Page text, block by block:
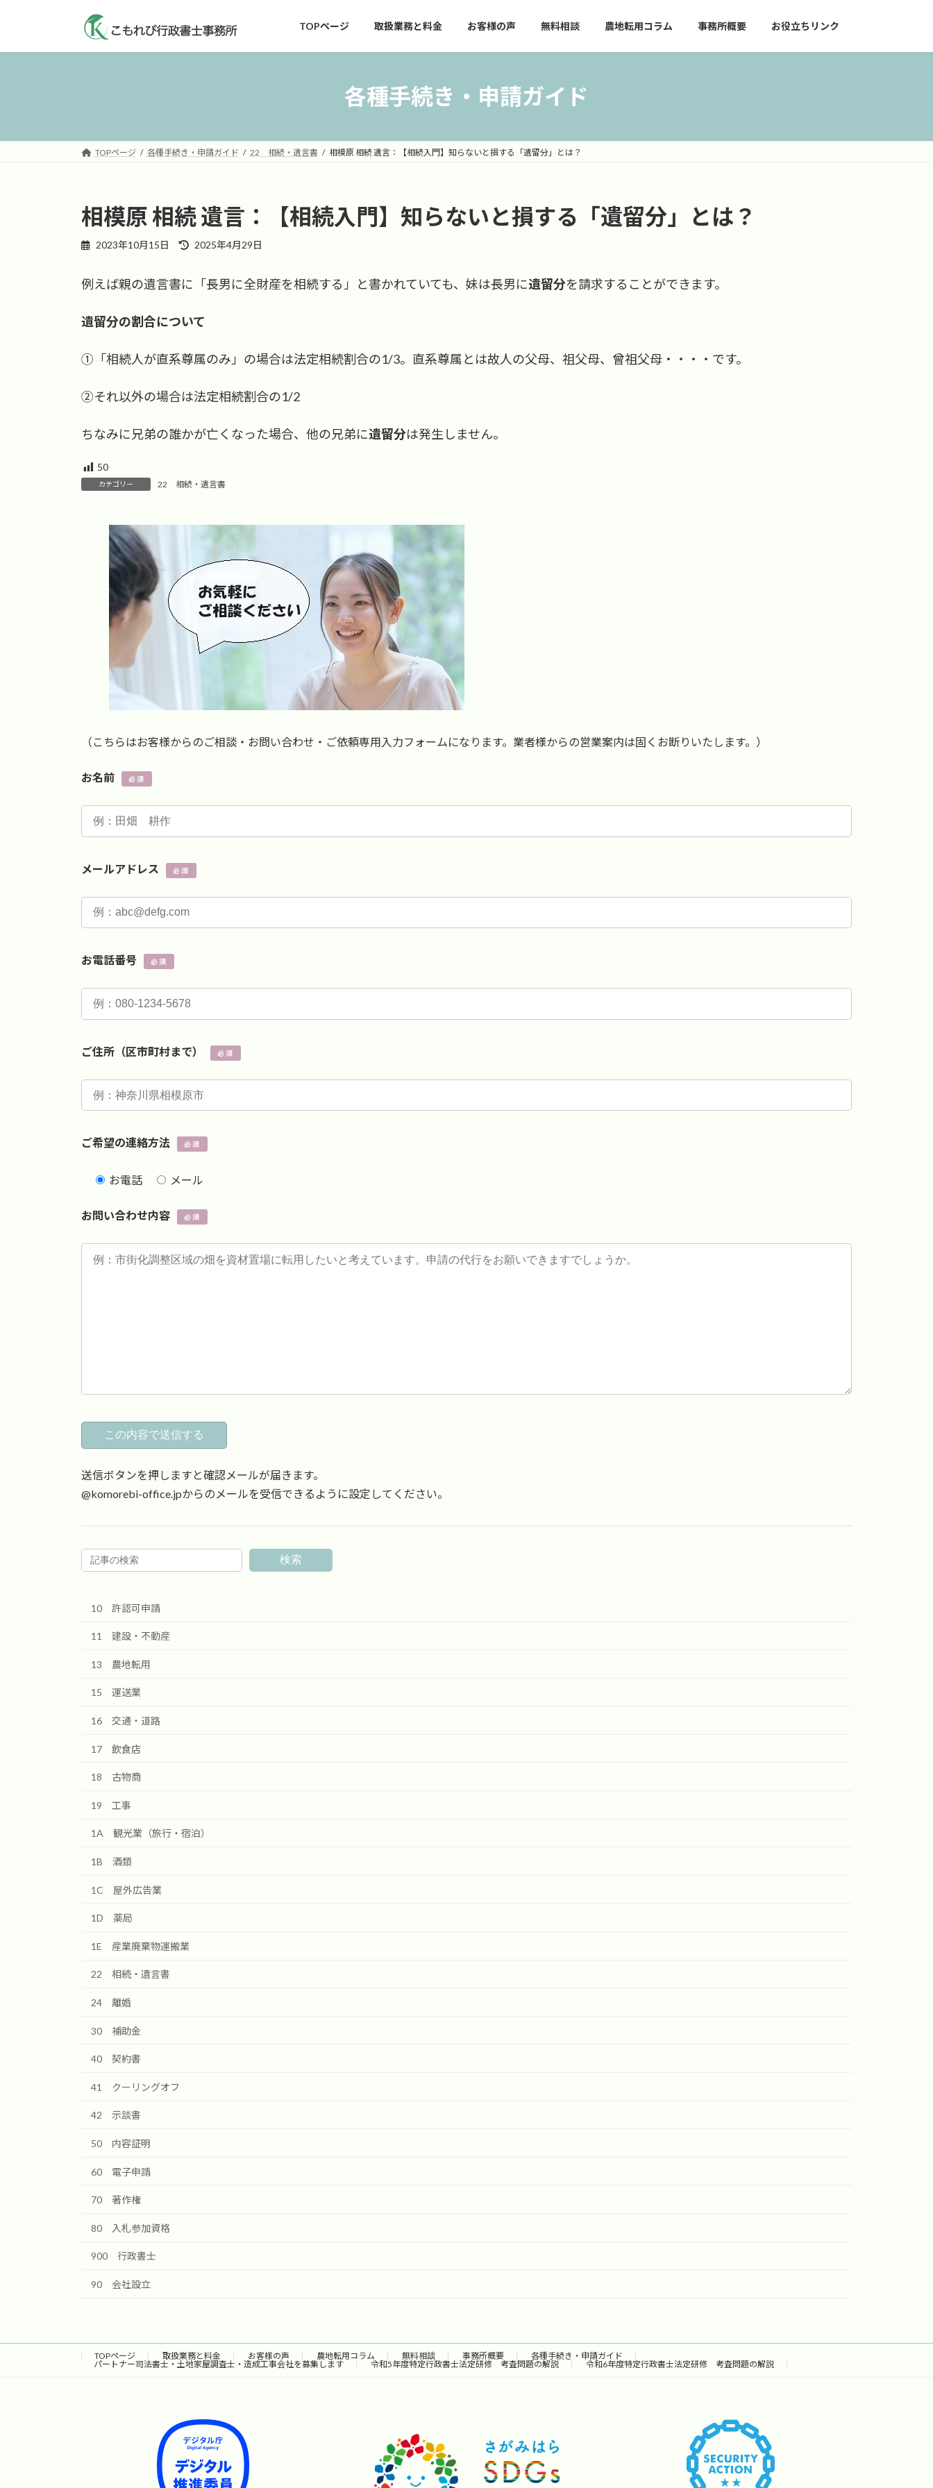
ッ
移
TOPページ 取扱業務と料金 お客様の声 無料相談 農地転用コラム 事務所概要 お役立ちリンク
各種手続き・申請ガイド
TOPページ 各種手続き・申請ガイド 22 相続・遺言書 相模原 相続 遺言：【相続入門】知らないと損する「遺留分」とは？
相模原 相続 遺言：【相続入門】知らないと損する「遺留分」とは？
2023年10月15日
最
新
2025年4月29日
例えば親の遺言書に「長男に全財産を相続する」と書かれていても、妹は長男に遺留分を請求することができます。
遺留分の割合について
①「相続人が直系尊属のみ」の場合は法定相続割合の1/3。直系尊属とは故人の父母、祖父母、曾祖父母・・・・です。
②それ以外の場合は法定相続割合の1/2
ちなみに兄弟の誰かが亡くなった場合、他の兄弟に遺留分は発生しません。
50
カテゴリー 22 相続・遺言書
（こちらはお客様からのご相談・お問い合わせ・ご依頼専用入力フォームになります。業者様からの営業案内は固くお断りいたします。）
お名前 必須
メールアドレス 必須
お電話番号 必須
ご住所（区市町村まで） 必須
ご希望の連絡方法 必須
お電話 メール
お問い合わせ内容 必須
送信ボタンを押しますと確認メールが届きます。
@komorebi-office.jpからのメールを受信できるように設定してください。
検索
10 許認可申請
11 建設・不動産
13 農地転用
15 運送業
16 交通・道路
17 飲食店
18 古物商
19 工事
1A 観光業（旅行・宿泊）
1B 酒類
1C 屋外広告業
1D 薬局
1E 産業廃棄物運搬業
22 相続・遺言書
24 離婚
30 補助金
40 契約書
41 クーリングオフ
42 示談書
50 内容証明
60 電子申請
70 著作権
80 入札参加資格
900 行政書士
90 会社設立
TOPページ 取扱業務と料金 お客様の声 農地転用コラム 無料相談 事務所概要
各種手続き・申請ガイド
パートナー司法書士・土地家屋調査士・造成工事会社を募集します
令和5年度特定行政書士法定研修 考査問題の解説 令和6年度特定行政書士法定研修 考査問題の解説